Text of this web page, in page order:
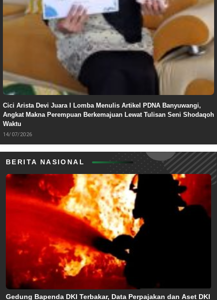
Cici Arista Devi Juara I Lomba Menulis Artikel PDNA Banyuwangi,
Angkat Makna Perempuan Berkemajuan Lewat Tulisan Seni Shodaqoh
Waktu
14/07/2026
BERITA NASIONAL
Gedung Bapenda DKI Terbakar, Data Perpajakan dan Aset DKI